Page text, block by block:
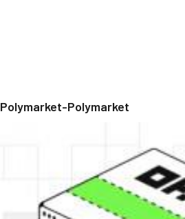
Polymarket-Polymarket